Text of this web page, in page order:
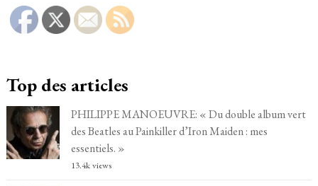
Top des articles
PHILIPPE MANOEUVRE: « Du double album vert
des Beatles au Painkiller d’Iron Maiden : mes
essentiels. »
13.4k views